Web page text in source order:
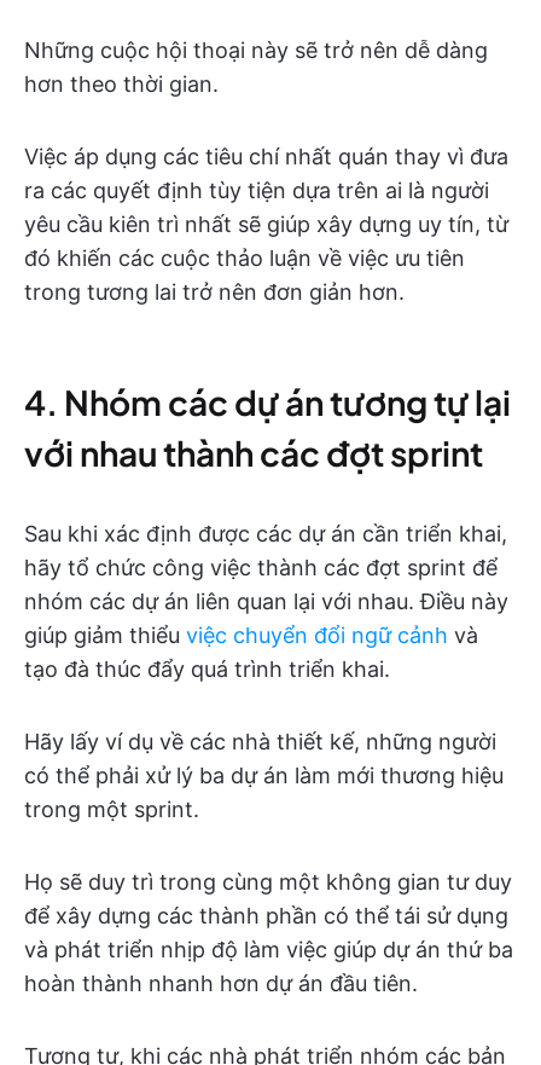
Những cuộc hội thoại này sẽ trở nên dễ dàng
hơn theo thời gian.
Việc áp dụng các tiêu chí nhất quán thay vì đưa
ra các quyết định tùy tiện dựa trên ai là người
yêu cầu kiên trì nhất sẽ giúp xây dựng uy tín, từ
đó khiến các cuộc thảo luận về việc ưu tiên
trong tương lai trở nên đơn giản hơn.
4. Nhóm các dự án tương tự lại
với nhau thành các đợt sprint
Sau khi xác định được các dự án cần triển khai,
hãy tổ chức công việc thành các đợt sprint để
nhóm các dự án liên quan lại với nhau. Điều này
giúp giảm thiểu việc chuyển đổi ngữ cảnh và
tạo đà thúc đẩy quá trình triển khai.
Hãy lấy ví dụ về các nhà thiết kế, những người
có thể phải xử lý ba dự án làm mới thương hiệu
trong một sprint.
Họ sẽ duy trì trong cùng một không gian tư duy
để xây dựng các thành phần có thể tái sử dụng
và phát triển nhịp độ làm việc giúp dự án thứ ba
hoàn thành nhanh hơn dự án đầu tiên.
Tương tự, khi các nhà phát triển nhóm các bản